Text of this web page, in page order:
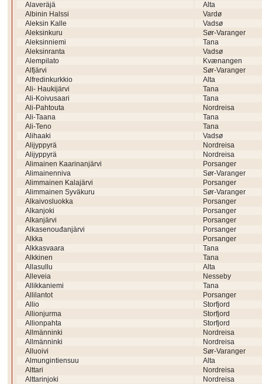
Alaveräjä
Alta
Albinin Halssi
Vardø
Aleksin Kalle
Vadsø
Aleksinkuru
Sør-Varanger
Aleksinniemi
Tana
Aleksinranta
Vadsø
Alempilato
Kvænangen
Alfjärvi
Sør-Varanger
Alfredinkurkkio
Alta
Ali- Haukijärvi
Tana
Ali-Koivusaari
Tana
Ali-Pahtouta
Nordreisa
Ali-Taana
Tana
Ali-Teno
Tana
Alihaaki
Vadsø
Alijyppyrä
Nordreisa
Alijyppyrä
Nordreisa
Alimainen Kaarinanjärvi
Porsanger
Alimainenniva
Sør-Varanger
Alimmainen Kalajärvi
Porsanger
Alimmainen Syväkuru
Sør-Varanger
Alkaivosluokka
Porsanger
Alkanjoki
Porsanger
Alkanjärvi
Porsanger
Alkasenouđanjärvi
Porsanger
Alkka
Porsanger
Alkkasvaara
Tana
Alkkinen
Tana
Allasullu
Alta
Alleveia
Nesseby
Allikkaniemi
Tana
Allilantot
Porsanger
Allio
Storfjord
Allionjurma
Storfjord
Allionpahta
Storfjord
Allmänninki
Nordreisa
Allmänninki
Nordreisa
Alluoivi
Sør-Varanger
Almungintiensuu
Alta
Alttari
Nordreisa
Alttarinjoki
Nordreisa